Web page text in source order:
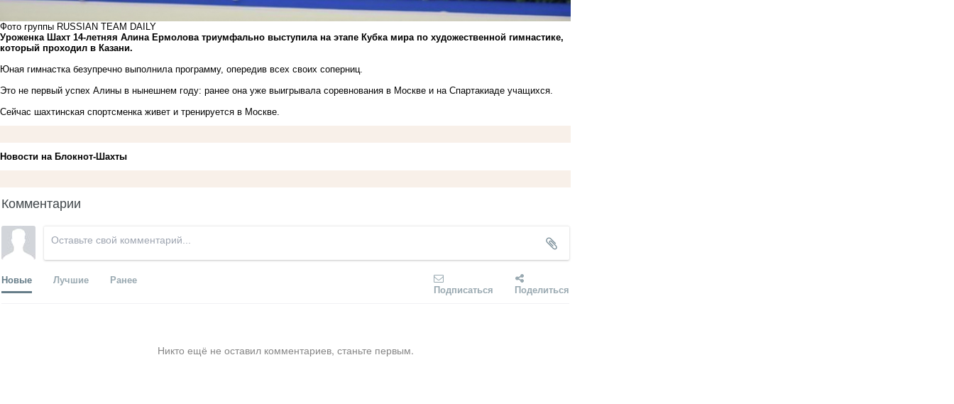
Фото группы RUSSIAN TEAM DAILY
Уроженка Шахт 14-летняя Алина Ермолова триумфально выступила на этапе Кубка мира по художественной гимнастике,
который проходил в Казани.
Юная гимнастка безупречно выполнила программу, опередив всех своих соперниц.
Это не первый успех Алины в нынешнем году: ранее она уже выигрывала соревнования в Москве и на Спартакиаде учащихся.
Сейчас шахтинская спортсменка живет и тренируется в Москве.
Новости на Блoкнoт-Шахты
Комментарии
Новые Лучшие Ранее
Подписаться Поделиться
Никто ещё не оставил комментариев, станьте первым.